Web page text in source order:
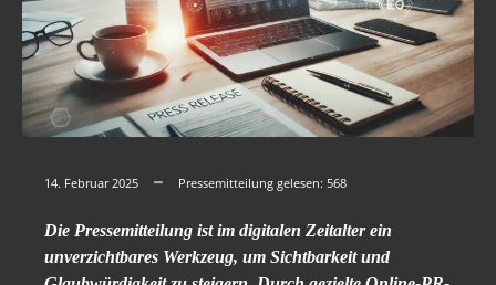
14. Februar 2025 Pressemitteilung gelesen: 568
Die Pressemitteilung ist im digitalen Zeitalter ein
unverzichtbares Werkzeug, um Sichtbarkeit und